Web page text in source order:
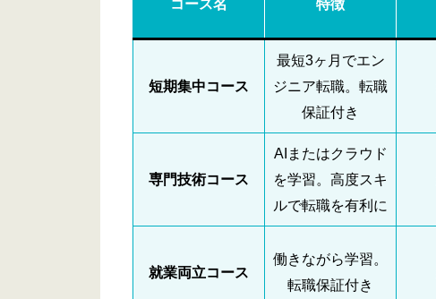
コース名 特徴
短期集中コース
最短3ヶ月でエン
ジニア転職。転職
保証付き
専門技術コース
AIまたはクラウド
を学習。高度スキ
ルで転職を有利に
就業両立コース
働きながら学習。
転職保証付き